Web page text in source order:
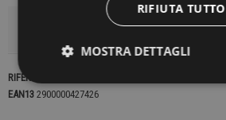
DETTAGLI DEL PRODOTTO
RIFERIMENTO
EAN13 2900000427426
RIFIUTA TUTTO
MOSTRA DETTAGLI